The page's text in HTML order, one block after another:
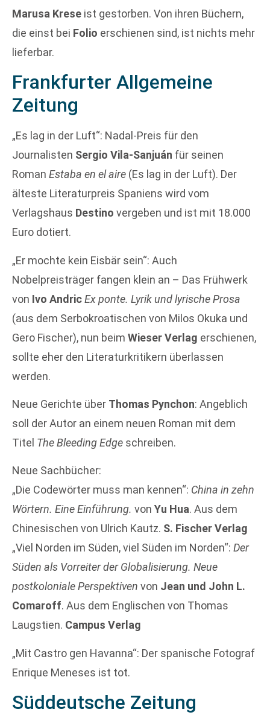
Marusa Krese ist gestorben. Von ihren Büchern,
die einst bei Folio erschienen sind, ist nichts mehr
lieferbar.
Frankfurter Allgemeine
Zeitung
„Es lag in der Luft“: Nadal-Preis für den
Journalisten Sergio Vila-Sanjuán für seinen
Roman Estaba en el aire (Es lag in der Luft). Der
älteste Literaturpreis Spaniens wird vom
Verlagshaus Destino vergeben und ist mit 18.000
Euro dotiert.
„Er mochte kein Eisbär sein“: Auch
Nobelpreisträger fangen klein an – Das Frühwerk
von Ivo AndricEx ponte. Lyrik und lyrische Prosa
(aus dem Serbokroatischen von Milos Okuka und
Gero Fischer), nun beim Wieser Verlag erschienen,
sollte eher den Literaturkritikern überlassen
werden.
Neue Gerichte über Thomas Pynchon: Angeblich
soll der Autor an einem neuen Roman mit dem
Titel The Bleeding Edge schreiben.
Neue Sachbücher:
„Die Codewörter muss man kennen“: China in zehn
Wörtern. Eine Einführung. von Yu Hua. Aus dem
Chinesischen von Ulrich Kautz. S. Fischer Verlag
„Viel Norden im Süden, viel Süden im Norden“: Der
Süden als Vorreiter der Globalisierung. Neue
postkoloniale Perspektiven von Jean und John L.
Comaroff. Aus dem Englischen von Thomas
Laugstien. Campus Verlag
„Mit Castro gen Havanna“: Der spanische Fotograf
Enrique Meneses ist tot.
Süddeutsche Zeitung